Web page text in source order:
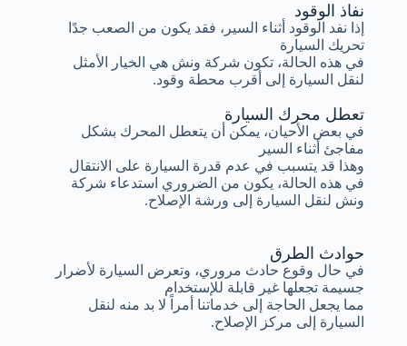
تعطل محرك السيارة
في بعض الأحيان، يمكن أن يتعطل المحرك بشكل
مفاجئ أثناء السير
وهذا قد يتسبب في عدم قدرة السيارة على الانتقال
في هذه الحالة، يكون من الضروري استدعاء شركة
ونش لنقل السيارة إلى ورشة الإصلاح.
نفاذ الوقود
إذا نفد الوقود أثناء السير، فقد يكون من الصعب جدًا
تحريك السيارة
في هذه الحالة، تكون شركة ونش هي الخيار الأمثل
لنقل السيارة إلى أقرب محطة وقود.
حوادث الطرق
في حال وقوع حادث مروري، وتعرض السيارة لأضرار
جسيمة تجعلها غير قابلة للإستخدام
مما يجعل الحاجة إلى خدماتنا أمراً لا بد منه لنقل
السيارة إلى مركز الإصلاح.